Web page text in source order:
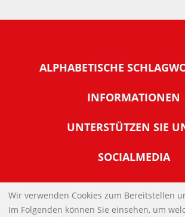
ALPHABETISCHE
INFORMATIONEN
Warum NachDenkSeiten
Tipps zur Nutzung der
Banner und E-Mail-
Links
UNTERSTÜTZEN SIE
Werden Sie
Spenden Sie Online
SOCIALMEDIA
IMPRESSUM
Wir verwenden Cookies zum Bereitstellen
Im Folgenden können Sie einsehen, um